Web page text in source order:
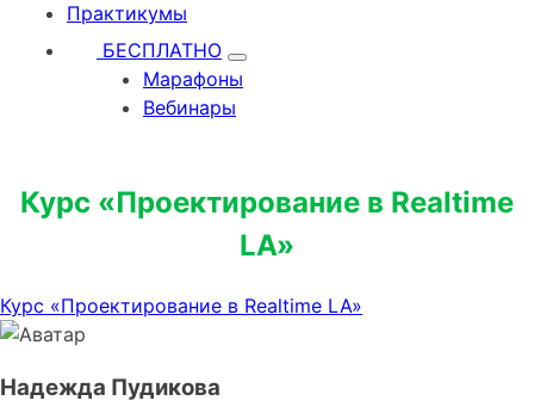
Практикумы
БЕСПЛАТНО
Марафоны
Вебинары
Курс «Проектирование в Realtime
LA»
Курс «Проектирование в Realtime LA»
Надежда Пудикова